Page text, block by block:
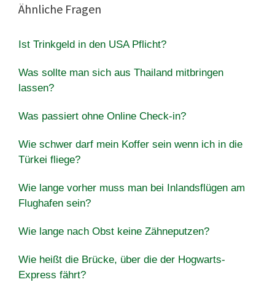
Ähnliche Fragen
Ist Trinkgeld in den USA Pflicht?
Was sollte man sich aus Thailand mitbringen
lassen?
Was passiert ohne Online Check-in?
Wie schwer darf mein Koffer sein wenn ich in die
Türkei fliege?
Wie lange vorher muss man bei Inlandsflügen am
Flughafen sein?
Wie lange nach Obst keine Zähneputzen?
Wie heißt die Brücke, über die der Hogwarts-
Express fährt?